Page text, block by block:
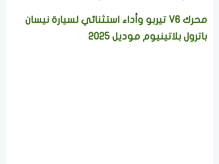
محرك V6 تيربو وأداء استثنائي لسيارة نيسان
باترول بلاتينيوم موديل 2025